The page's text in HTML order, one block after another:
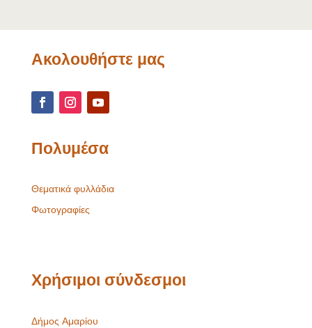
Ακολουθήστε μας
Πολυμέσα
Θεματικά φυλλάδια
Φωτογραφίες
Χρήσιμοι σύνδεσμοι
Δήμος Αμαρίου